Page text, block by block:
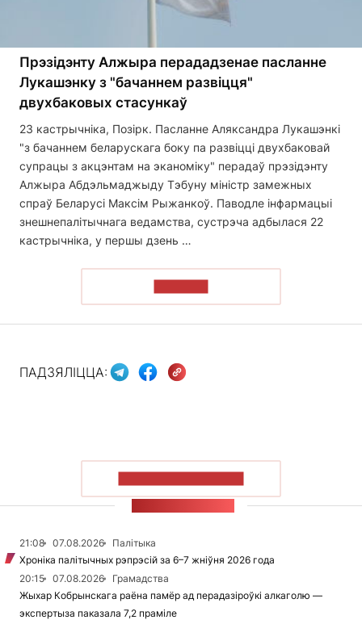
Прэзідэнту Алжыра перададзенае пасланне
Лукашэнку з "бачаннем развіцця"
двухбаковых стасункаў
23 кастрычніка, Позірк. Пасланне Аляксандра Лукашэнкі
"з бачаннем беларускага боку па развіцці двухбаковай
супрацы з акцэнтам на эканоміку" перадаў прэзідэнту
Алжыра Абдэльмаджыду Тэбуну міністр замежных
спраў Беларусі Максім Рыжанкоў. Паводле інфармацыі
знешнепалітычнага ведамства, сустрэча адбылася 22
кастрычніка, у першы дзень …
ПАДЗЯЛІЦЦА:
21:08 07.08.2026
Палітыка
Хроніка палітычных рэпрэсій за 6–7 жніўня 2026 года
20:15
07.08.2026
Грамадства
Жыхар Кобрынскага раёна памёр ад перадазіроўкі алкаголю —
экспертыза паказала 7,2 праміле